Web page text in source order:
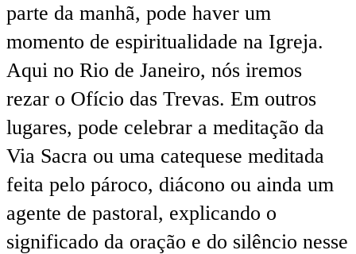
parte da manhã, pode haver um
momento de espiritualidade na Igreja.
Aqui no Rio de Janeiro, nós iremos
rezar o Ofício das Trevas. Em outros
lugares, pode celebrar a meditação da
Via Sacra ou uma catequese meditada
feita pelo pároco, diácono ou ainda um
agente de pastoral, explicando o
significado da oração e do silêncio nesse